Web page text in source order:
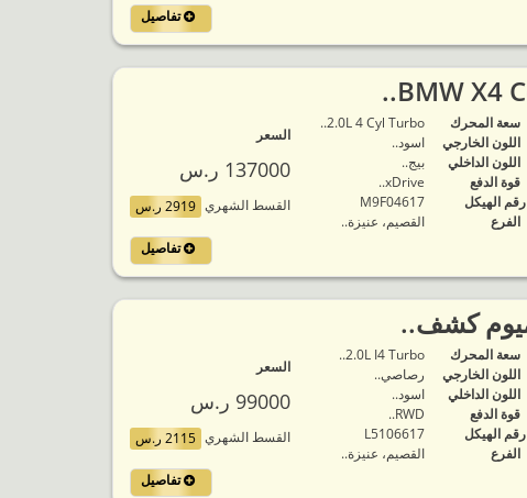
تفاصيل
‬سعة المحرك
2.0L 4 Cyl Turbo..
اللون الخارجي
اسود..
اللون الداخلي
بيج..
قوة الدفع
xDrive..
رقم الهيكل
M9F04617
الفرع
القصيم، عنيزة..
السعر
137000 ر.س
القسط الشهري 2919 ر.س
تفاصيل
‬سعة المحرك
2.0L I4 Turbo..
اللون الخارجي
رصاصي..
اللون الداخلي
اسود..
قوة الدفع
RWD..
رقم الهيكل
L5106617
الفرع
القصيم، عنيزة..
السعر
99000 ر.س
القسط الشهري 2115 ر.س
تفاصيل